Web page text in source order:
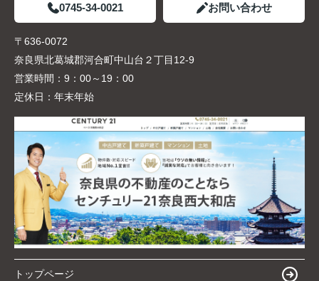
0745-34-0021 お問い合わせ
〒636-0072
奈良県北葛城郡河合町中山台２丁目12-9
営業時間： 9：00～19：00
定休日： 年末年始
トップページ